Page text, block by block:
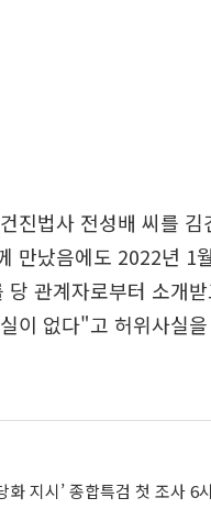
진법사 전성배 씨를 김
만났음에도 2022년 1
관계자로부터 소개
이 없다"고 허위사실